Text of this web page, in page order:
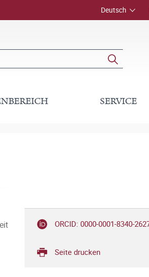
Deutsch
SERVICE
ORCID: 0000-0001-8340-
Seite drucken